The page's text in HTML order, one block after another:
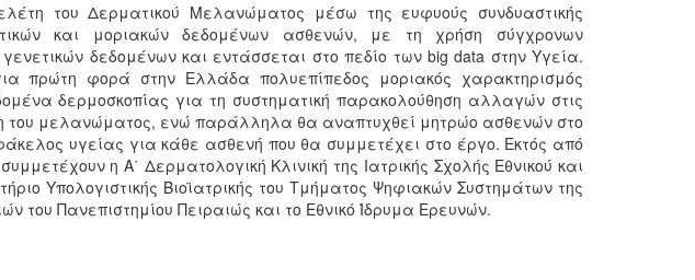
του Δερματικού Μελανώματος μέσω της ευφυούς συνδυαστικής
και μοριακών δεδομένων ασθενών, με τη χρήση σύγχρονων
δεδομένων και εντάσσεται στο πεδίο των big data στην Υγεία.
πρώτη φορά στην Ελλάδα πολυεπίπεδος μοριακός χαρακτηρισμός
δερμοσκοπίας για τη συστηματική παρακολούθηση αλλαγών στις
του μελανώματος, ενώ παράλληλα θα αναπτυχθεί μητρώο ασθενών στο
υγείας για κάθε ασθενή που θα συμμετέχει στο έργο. Εκτός από
η Α΄ Δερματολογική Κλινική της Ιατρικής Σχολής Εθνικού και
Yπολογιστικής Βιοϊατρικής του Τμήματος Ψηφιακών Συστημάτων της
του Πανεπιστημίου Πειραιώς και το Εθνικό Ίδρυμα Ερευνών.